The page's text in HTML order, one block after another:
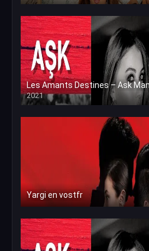
2021
Yargi en vostfr